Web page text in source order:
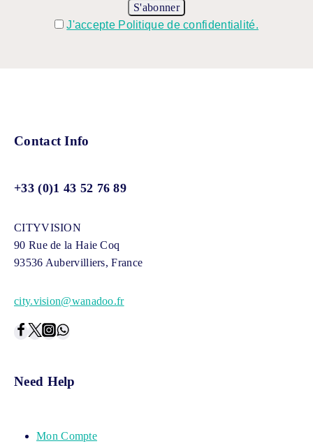
J'accepte Politique de confidentialité.
Contact Info
+33 (0)1 43 52 76 89
CITYVISION
90 Rue de la Haie Coq
93536 Aubervilliers, France
city.vision@wanadoo.fr
Need Help
Mon Compte